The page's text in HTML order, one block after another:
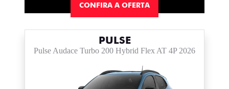
CONFIRA A OFERTA
PULSE
Pulse Audace Turbo 200 Hybrid Flex AT 4P 2026